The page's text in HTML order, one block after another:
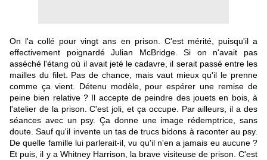
On l'a collé pour vingt ans en prison. C'est mérité, puisqu'il a
effectivement poignardé Julian McBridge. Si on n'avait pas
asséché l'étang où il avait jeté le cadavre, il serait passé entre les
mailles du filet. Pas de chance, mais vaut mieux qu'il le prenne
comme ça vient. Détenu modèle, pour espérer une remise de
peine bien relative ? Il accepte de peindre des jouets en bois, à
l'atelier de la prison. C'est joli, et ça occupe. Par ailleurs, il a des
séances avec un psy. Ça donne une image rédemptrice, sans
doute. Sauf qu'il invente un tas de trucs bidons à raconter au psy.
De quelle famille lui parlerait-il, vu qu'il n'en a jamais eu aucune ?
Et puis, il y a Whitney Harrison, la brave visiteuse de prison. C'est